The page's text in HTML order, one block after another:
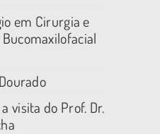
em Cirurgia e
visita do Prof. Dr.